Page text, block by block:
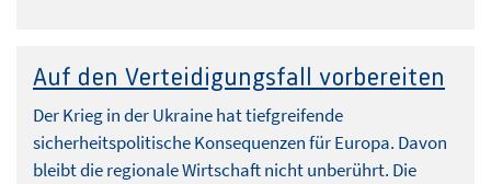
Auf den Verteidigungsfall vorbereiten
Der Krieg in der Ukraine hat tiefgreifende
sicherheitspolitische Konsequenzen für Europa. Davon
bleibt die regionale Wirtschaft nicht unberührt. Die